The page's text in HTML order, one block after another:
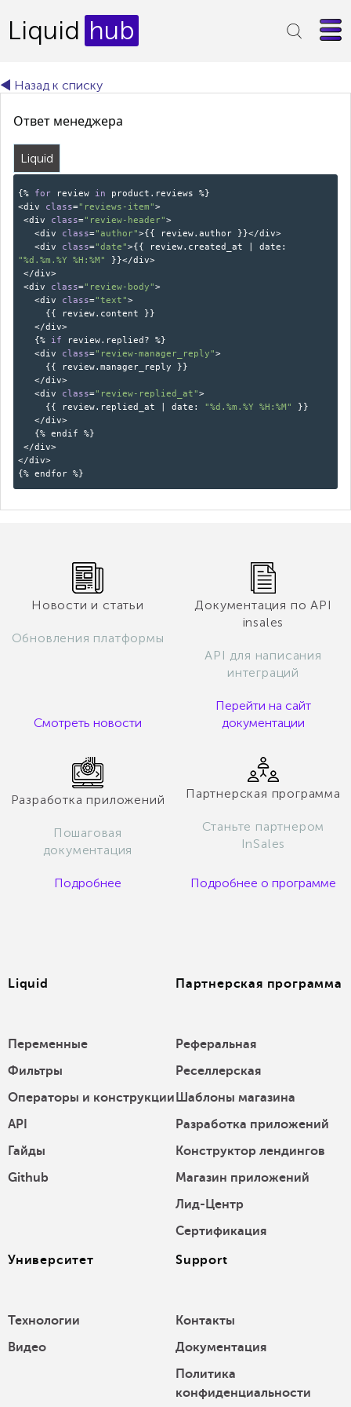
Liquid hub
◄ Назад к списку
Ответ менеджера
Liquid
{% forreview in product.reviews %}
<div
class="reviews-item">
<div
class="review-header">
<div
class="author">{{ review.author }}</div>
<div
class="date">{{ review.created_at | date:
"%d.%m.%Y %H:%M"
}}</div>
</div>
<div
class="review-body">
<div
class="text">
{{ review.content }}
</div>
{%
if review.replied? %}
<div
class="review-manager_reply">
{{ review.manager_reply }}
</div>
<div
class="review-replied_at">
{{ review.replied_at | date:
"%d.%m.%Y %H:%M"
}}
</div>
{% endif %}
</div>
</div>
{% endfor %}
Новости и статьи
Обновления платформы
Смотреть новости
Документация по API
insales
API для написания
интеграций
Перейти на сайт
документации
Разработка приложений
Пошаговая
документация
Подробнее
Партнерская программа
Станьте партнером
InSales
Подробнее о программе
Liquid
Переменные
Фильтры
Операторы и конструкции
API
Гайды
Github
Партнерская программа
Реферальная
Реселлерская
Шаблоны магазина
Разработка приложений
Конструктор лендингов
Магазин приложений
Лид-Центр
Сертификация
Университет
Технологии
Видео
Support
Контакты
Документация
Политика
конфиденциальности